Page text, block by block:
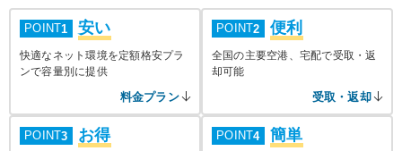
POINT1 安い
快適なネット環境を定額格安プラ
ンで容量別に提供
料金プラン
POINT2 便利
全国の主要空港、宅配で受取・返
却可能
受取・返却
POINT3 お得 POINT4 簡単